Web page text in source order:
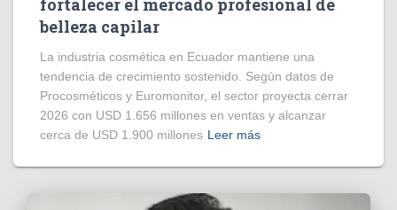
fortalecer el mercado profesional de
belleza capilar
La industria cosmética en Ecuador mantiene una
tendencia de crecimiento sostenido. Según datos de
Procosméticos y Euromonitor, el sector proyecta cerrar
2026 con USD 1.656 millones en ventas y alcanzar
cerca de USD 1.900 millones Leer más